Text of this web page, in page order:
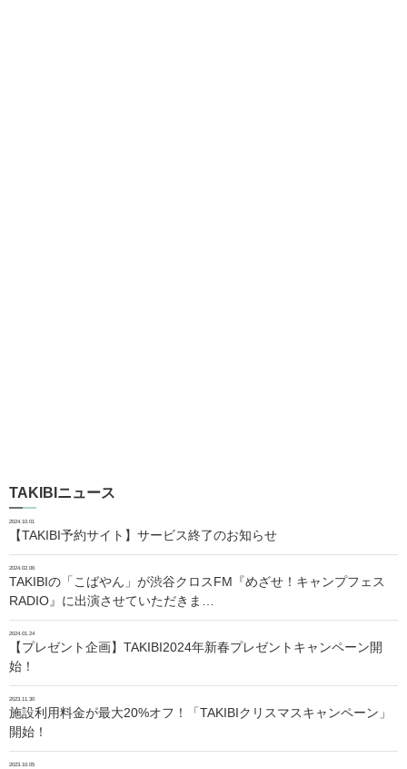
TAKIBIニュース
2024.10.01
【TAKIBI予約サイト】サービス終了のお知らせ
2024.02.06
TAKIBIの「こばやん」が渋谷クロスFM『めざせ！キャンプフェス
RADIO』に出演させていただきま…
2024.01.24
【プレゼント企画】TAKIBI2024年新春プレゼントキャンペーン開
始！
2023.11.30
施設利用料金が最大20%オフ！「TAKIBIクリスマスキャンペーン」
開始！
2023.10.05